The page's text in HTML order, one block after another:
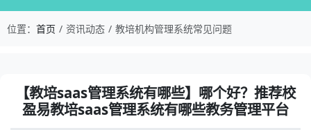
位置： 首页 资讯动态 教培机构管理系统常见问题
【教培saas管理系统有哪些】哪个好？推荐校
盈易教培saas管理系统有哪些教务管理平台